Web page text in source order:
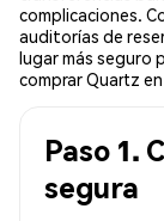
complicaciones.
auditorías de
lugar más seguro
comprar Quartz
Paso 1.
segura